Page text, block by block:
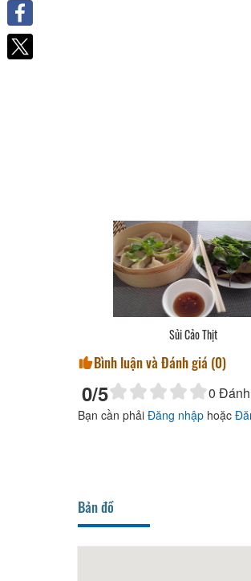
Sủi Cảo Thịt
Bình luận và Đánh giá (0)
0/5 0
Bạn cần phải Đăng nhập hoặc
Bản đồ
Facebook